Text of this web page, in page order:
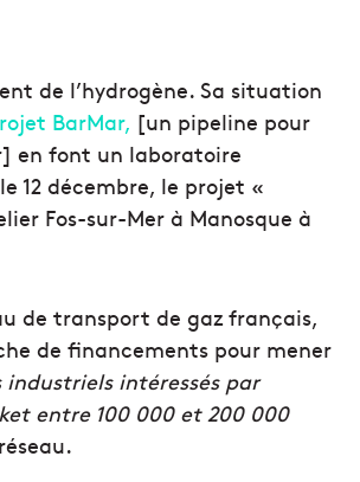
de l’hydrogène. Sa situation
BarMar, [un pipeline pour
en font un laboratoire
12 décembre, le projet «
Fos-sur-Mer à Manosque à
de transport de gaz français,
de financements pour mener
industriels intéressés par
entre 100 000 et 200 000